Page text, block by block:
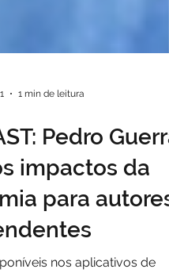
Pedro Guerra
impactos da
para autores